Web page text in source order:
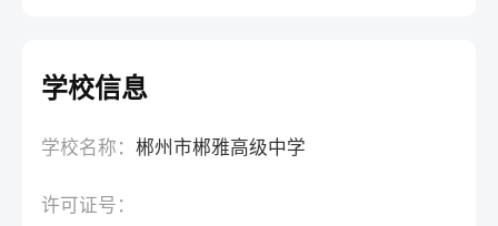
学校信息
学校名称：郴州市郴雅高级中学
许可证号：